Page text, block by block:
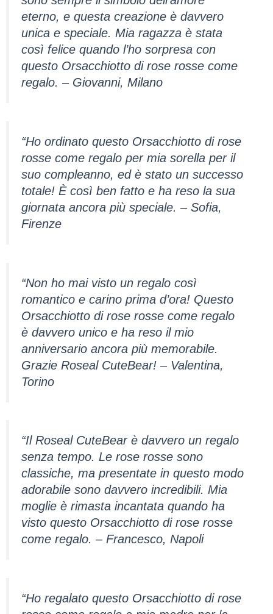
eterno, e questa creazione è davvero
unica e speciale. Mia ragazza è stata
così felice quando l’ho sorpresa con
questo Orsacchiotto di rose rosse come
regalo. – Giovanni, Milano
“Ho ordinato questo Orsacchiotto di rose
rosse come regalo per mia sorella per il
suo compleanno, ed è stato un successo
totale! È così ben fatto e ha reso la sua
giornata ancora più speciale. – Sofia,
Firenze
“Non ho mai visto un regalo così
romantico e carino prima d’ora! Questo
Orsacchiotto di rose rosse come regalo
è davvero unico e ha reso il mio
anniversario ancora più memorabile.
Grazie Roseal CuteBear! – Valentina,
Torino
“Il Roseal CuteBear è davvero un regalo
senza tempo. Le rose rosse sono
classiche, ma presentate in questo modo
adorabile sono davvero incredibili. Mia
moglie è rimasta incantata quando ha
visto questo Orsacchiotto di rose rosse
come regalo. – Francesco, Napoli
“Ho regalato questo Orsacchiotto di rose